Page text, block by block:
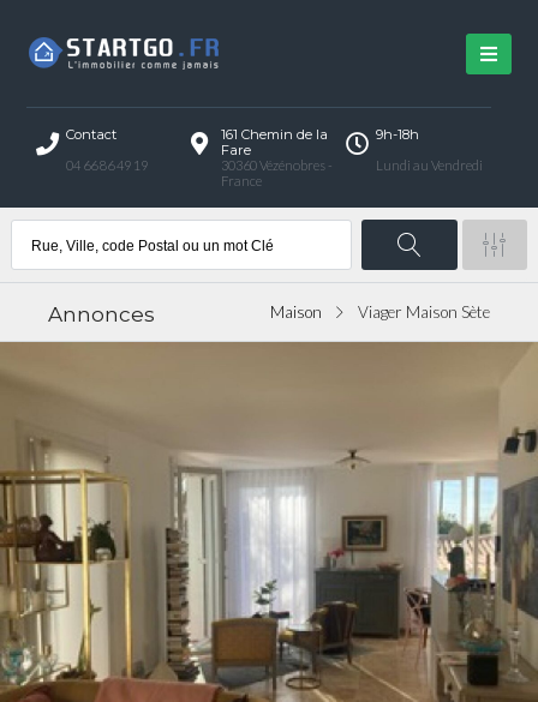
Connexion
Identifiant
Contact
04 66 86 49 19
161 Chemin de la
Fare
30360 Vézénobres -
France
9h-18h
Lundi au Vendredi
Annonces Maison Viager Maison Sète